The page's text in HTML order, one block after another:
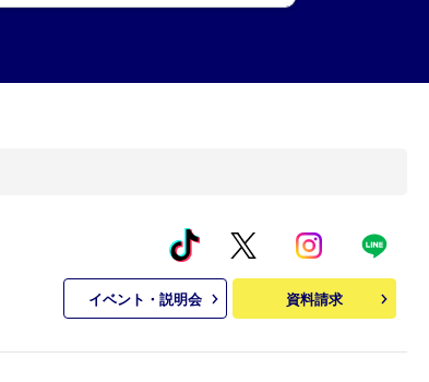
イベント・説明会 資料請求